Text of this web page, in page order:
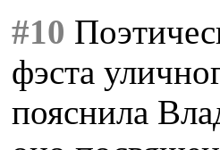
#10
фэста
пояснила